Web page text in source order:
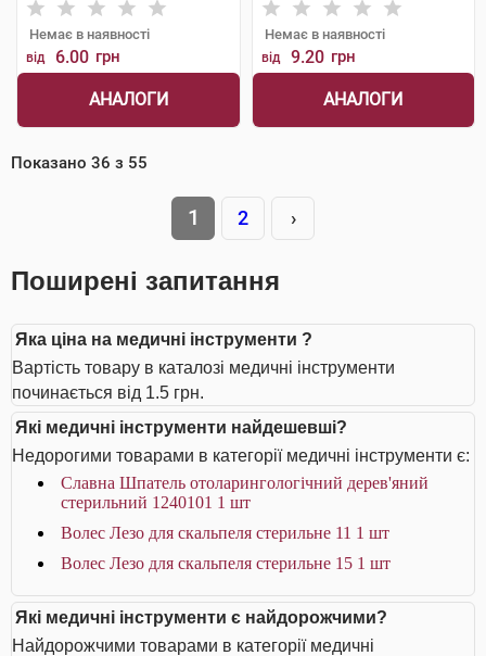
Немає в наявності
від 6.00 грн
АНАЛОГИ
Немає в наявності
від 9.20 грн
АНАЛОГИ
Показано 36 з 55
1 2 ›
Поширені запитання
Яка ціна на медичні інструменти ?
Вартість товару в каталозі медичні інструменти
починається від 1.5 грн.
Які медичні інструменти найдешевші?
Недорогими товарами в категорії медичні інструменти є:
Славна Шпатель отоларингологічний дерев'яний
стерильний 1240101 1 шт
Волес Лезо для скальпеля стерильне 11 1 шт
Волес Лезо для скальпеля стерильне 15 1 шт
Які медичні інструменти є найдорожчими?
Найдорожчими товарами в категорії медичні